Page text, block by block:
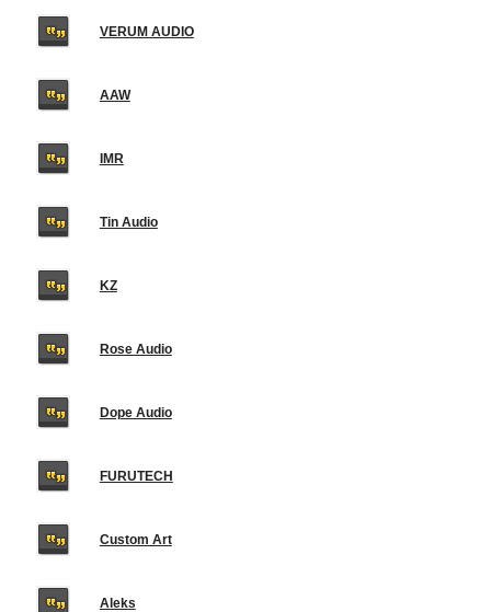
VERUM AUDIO
AAW
IMR
Tin Audio
KZ
Rose Audio
Dope Audio
FURUTECH
Custom Art
Aleks